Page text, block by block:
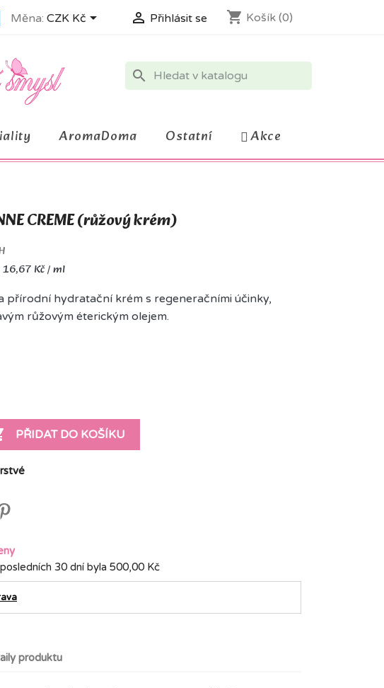
Měna: CZK Kč  Přihlásit se shopping_cart Košík (0)
search
AromaDoma Ostatní Akce
CREME (růžový krém)
Kč / ml
přírodní hydratační krém s regeneračními účinky,
růžovým éterickým olejem.
PŘIDAT DO KOŠÍKU
30 dní byla 500,00 Kč
produktu